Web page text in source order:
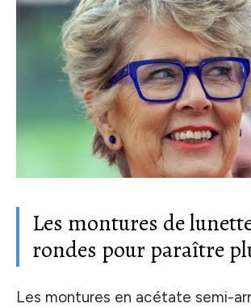
Les montures de
rondes pour paraître
Les montures en acétate semi-